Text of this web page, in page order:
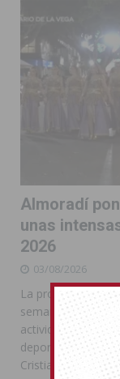
Almoradí
unas
2026
03/08/2026
La programación
semana actos
actividades
deportivas y las
Cristianos